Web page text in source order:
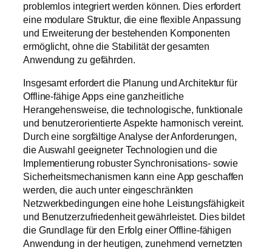
problemlos integriert werden können. Dies erfordert
eine modulare Struktur, die eine flexible Anpassung
und Erweiterung der bestehenden Komponenten
ermöglicht, ohne die Stabilität der gesamten
Anwendung zu gefährden.
Insgesamt erfordert die Planung und Architektur für
Offline-fähige Apps eine ganzheitliche
Herangehensweise, die technologische, funktionale
und benutzerorientierte Aspekte harmonisch vereint.
Durch eine sorgfältige Analyse der Anforderungen,
die Auswahl geeigneter Technologien und die
Implementierung robuster Synchronisations- sowie
Sicherheitsmechanismen kann eine App geschaffen
werden, die auch unter eingeschränkten
Netzwerkbedingungen eine hohe Leistungsfähigkeit
und Benutzerzufriedenheit gewährleistet. Dies bildet
die Grundlage für den Erfolg einer Offline-fähigen
Anwendung in der heutigen, zunehmend vernetzten